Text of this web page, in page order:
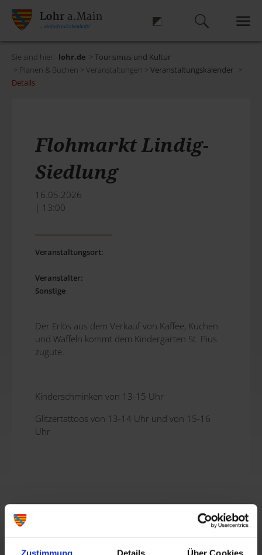
Zustimmung Details Über Cookies
Sie sind hier: lohr.de > Tourismus und Kultur
> Planen & Buchen > Veranstaltungen > Veranstaltungskalender >
Details
Flohmarkt Lindig-
Siedlung
16.05.2026
| 13:00
Veranstaltungsort:
Veranstalter:
Sonstige
Der Erlös aus dem Verkauf von Kaffee, Kuchen
und Waffeln kommt dem Kindergarten St. Pius
zugute.
Kinderschminken von 13-15 Uhr
Glitzertattoos von 13-14 Uhr und von 15-16
Uhr